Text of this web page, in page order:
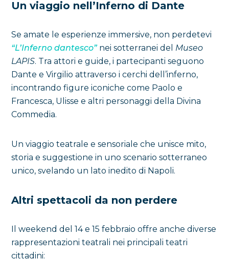
Un viaggio nell’Inferno di Dante
Se amate le esperienze immersive, non perdetevi
“L’Inferno dantesco” nei sotterranei del Museo
LAPIS. Tra attori e guide, i partecipanti seguono
Dante e Virgilio attraverso i cerchi dell’inferno,
incontrando figure iconiche come Paolo e
Francesca, Ulisse e altri personaggi della Divina
Commedia.
Un viaggio teatrale e sensoriale che unisce mito,
storia e suggestione in uno scenario sotterraneo
unico, svelando un lato inedito di Napoli.
Altri spettacoli da non perdere
Il weekend del 14 e 15 febbraio offre anche diverse
rappresentazioni teatrali nei principali teatri
cittadini: